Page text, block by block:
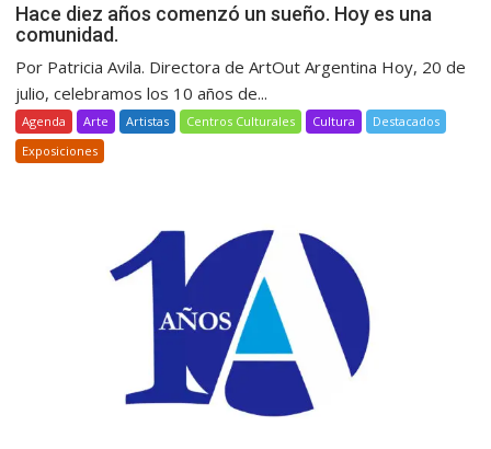
Hace diez años comenzó un sueño. Hoy es una
comunidad.
Por Patricia Avila. Directora de ArtOut Argentina Hoy, 20 de
julio, celebramos los 10 años de...
Agenda Arte Artistas Centros Culturales Cultura
Destacados
Exposiciones